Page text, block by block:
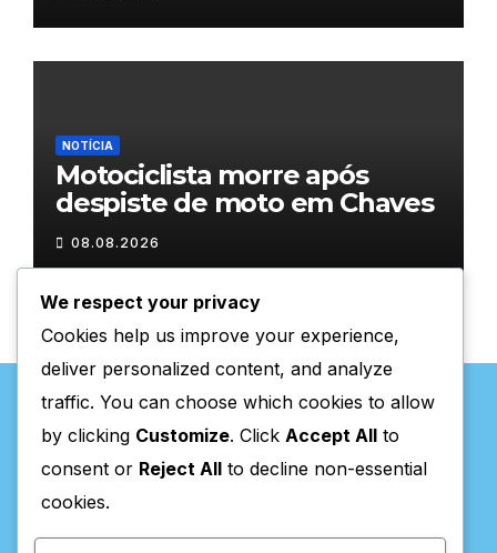
NOTÍCIA
Motociclista morre após
despiste de moto em Chaves
08.08.2026
Valpaços Online
We respect your privacy
Cookies help us improve your experience,
deliver personalized content, and analyze
traffic. You can choose which cookies to allow
by clicking Customize. Click Accept All to
consent or Reject All to decline non-essential
cookies.